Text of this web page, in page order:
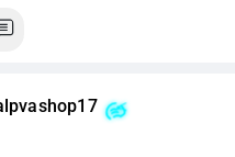
hôm nay để nhận ưu đãi tốt
(66
215-8938